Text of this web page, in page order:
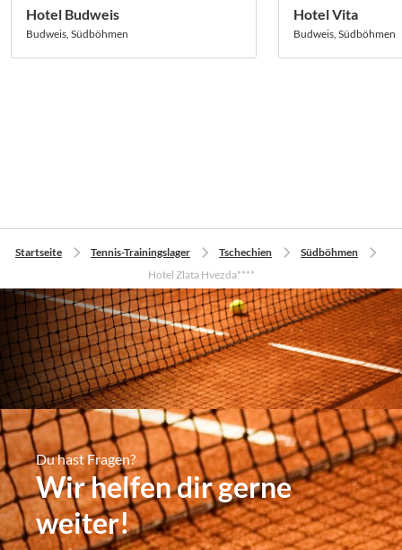
Hotel Budweis
Budweis, Südböhmen
Hotel Vita
Budweis, Südböhmen
Startseite Tennis-Trainingslager Tschechien
Südböhmen
Hotel Zlata Hvezda****
Du hast Fragen?
Wir helfen dir gerne
weiter!